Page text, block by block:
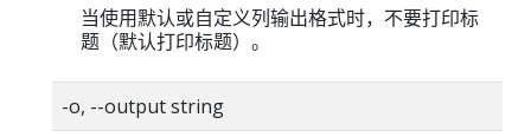
当使用默认或自定义列输出格式时，不要打印标
题（默认打印标题）。
-o, --output string